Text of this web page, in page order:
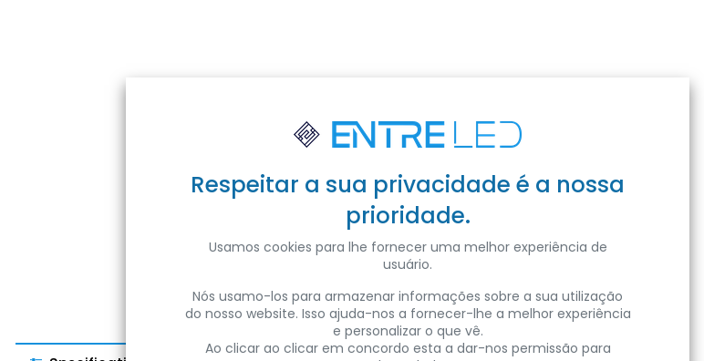
Respeitar a sua privacidade é a nossa
prioridade.
Usamos cookies para lhe fornecer uma melhor experiência de
usuário.
Nós usamo-los para armazenar informações sobre a sua utilização
do nosso website. Isso ajuda-nos a fornecer-lhe a melhor experiência
e personalizar o que vê.
Ao clicar ao clicar em concordo esta a dar-nos permissão para